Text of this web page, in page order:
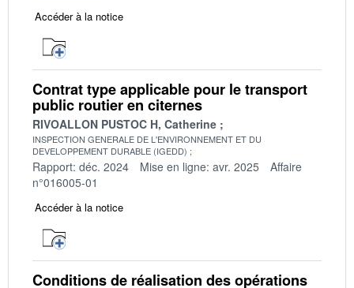
Accéder à la notice
Contrat type applicable pour le transport
public routier en citernes
RIVOALLON PUSTOC H, Catherine
INSPECTION GENERALE DE L'ENVIRONNEMENT ET DU
DEVELOPPEMENT DURABLE (IGEDD)
Rapport: déc. 2024 Mise en ligne: avr. 2025
Affaire
n°016005-01
Accéder à la notice
Conditions de réalisation des opérations